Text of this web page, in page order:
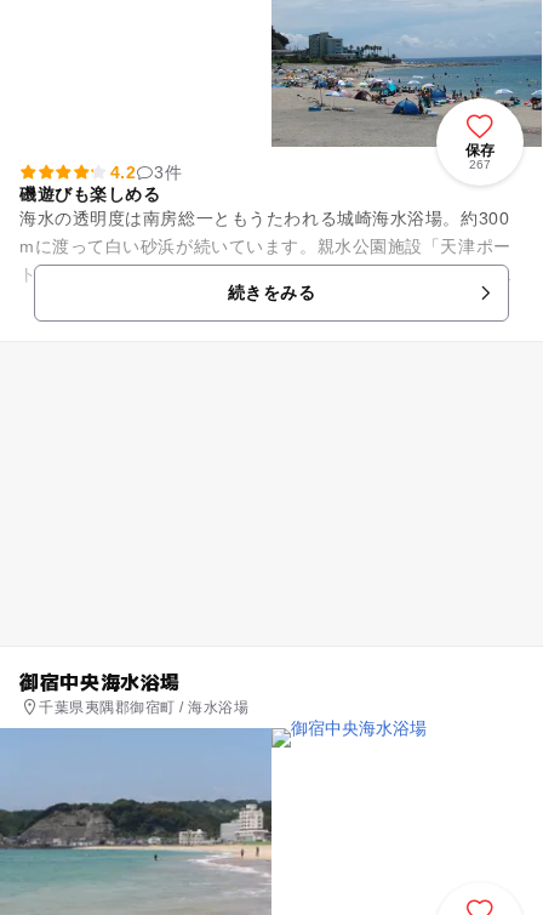
保存
267
4.2
3件
磯遊びも楽しめる
海水の透明度は南房総一ともうたわれる城崎海水浴場。約300
mに渡って白い砂浜が続いています。親水公園施設「天津ポー
トパーク」が隣接しており、こちらの駐車場やトイレも利用可
続きをみる
御宿中央海水浴場
千葉県夷隅郡御宿町 / 海水浴場